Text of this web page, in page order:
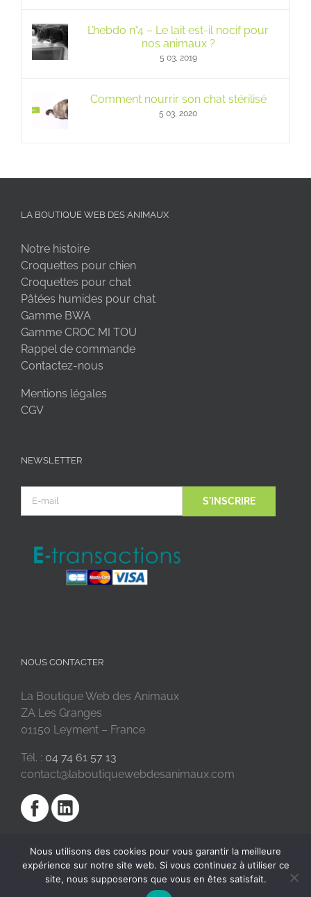
L’hebdo n°4 – Le lait est-il nocif pour
nos animaux ?
5 03, 2019
Comment nourrir son chat stérilisé
5 03, 2020
LA BOUTIQUE WEB DES ANIMAUX
Notre histoire
Croquettes pour chien
Croquettes pour chat
Pâtées humides pour chat
Gamme BWA
Gamme CROC MI TOU
Rappel de commande
Contactez-nous
Mentions légales
CGV
NEWSLETTER
NOUS CONTACTER
La Boutique Web des Animaux
ZA Les Granges
01150 Leyment – France
Tél. : 04 74 61 57 13
contact@laboutiquewebdesanimaux.com
Nous utilisons des cookies pour vous garantir la meilleure
expérience sur notre site web. Si vous continuez à utiliser ce
site, nous supposerons que vous en êtes satisfait.